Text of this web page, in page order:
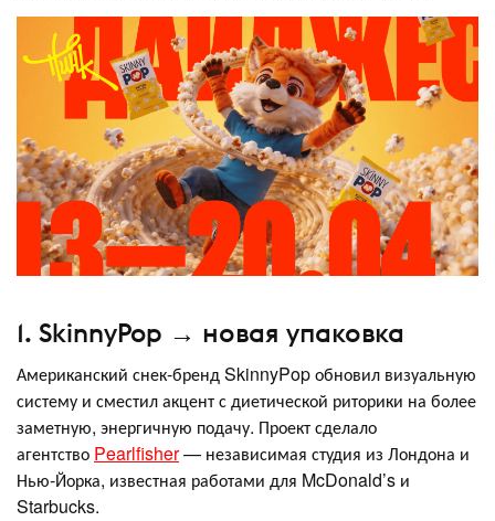
1. SkinnyPop → новая упаковка
Американский снек-бренд SkinnyPop обновил визуальную
систему и сместил акцент с диетической риторики на более
заметную, энергичную подачу. Проект сделало
агентство Pearlfisher— независимая студия из Лондона и
Нью-Йорка, известная работами для McDonald’s и
Starbucks.